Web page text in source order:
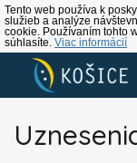
Tento web používa k
služieb a analýze
cookie. Používaním tohto
súhlasíte. Viac informácií